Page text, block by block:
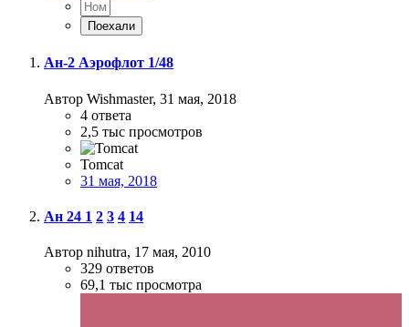
Ан-2 Аэрофлот 1/48
Автор Wishmaster, 31 мая, 2018
4 ответа
2,5 тыс просмотров
Tomcat
31 мая, 2018
Ан 24 1 2 3 4 14
Автор nihutra, 17 мая, 2010
329 ответов
69,1 тыс просмотра